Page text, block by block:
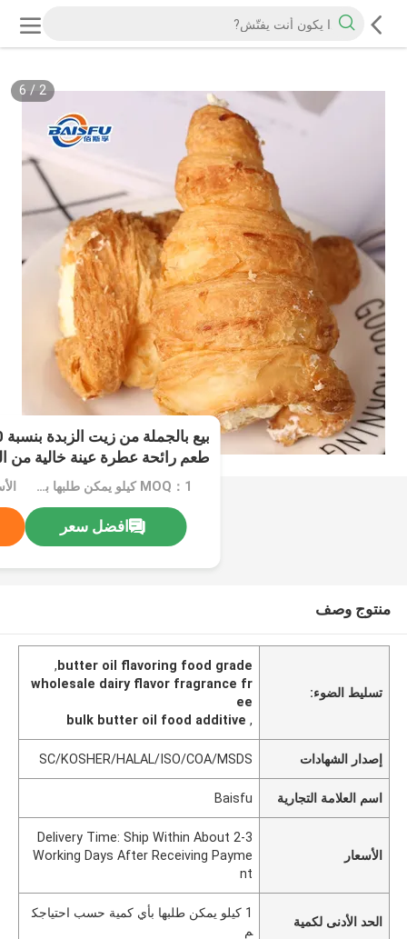
2
/
6
طعم رائحة عطرة عينة خالية من
MOQ：1 كيلو يمكن طلبها بأي كمية حسب احتياجكم
افضل سعر
منتوج وصف
تسليط الضوء:
butter oil flavoring food grade
,
wholesale dairy flavor fragrance fr
ee
,
bulk butter oil food additive
إصدار الشهادات SC/KOSHER/HALAL/ISO/COA/MSDS
اسم العلامة التجارية Baisfu
الأسعار
Delivery Time: Ship Within About 2-3
Working Days After Receiving Payme
nt
الحد الأدنى لكمية
1 كيلو يمكن طلبها بأي كمية حسب احتياجك
م